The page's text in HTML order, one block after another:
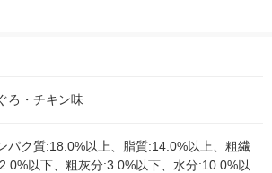
ろ・チキン味
パク質:18.0%以上、脂質:14.0%以上、粗繊
以下、粗灰分:3.0%以下、水分:10.0%以